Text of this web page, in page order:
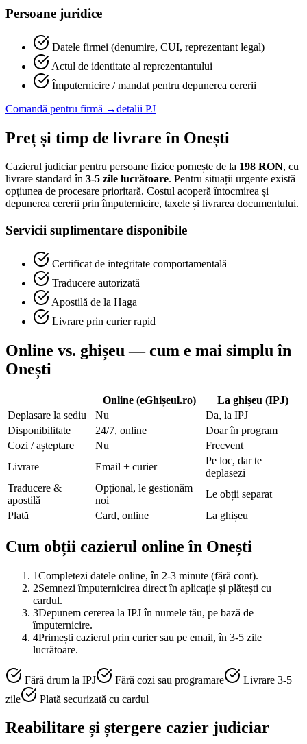
Persoane juridice
Datele firmei (denumire, CUI, reprezentant legal)
Actul de identitate al reprezentantului
Împuternicire / mandat pentru depunerea cererii
Comandă pentru firmă →detalii PJ
Preț și timp de livrare în Onești
Cazierul judiciar pentru persoane fizice pornește de la 198 RON, cu
livrare standard în 3-5 zile lucrătoare. Pentru situații urgente există
opțiunea de procesare prioritară. Costul acoperă întocmirea și
depunerea cererii prin împuternicire, taxele și livrarea documentului.
Servicii suplimentare disponibile
Certificat de integritate comportamentală
Traducere autorizată
Apostilă de la Haga
Livrare prin curier rapid
Online vs. ghișeu — cum e mai simplu în
Onești
Online (eGhișeul.ro)
La ghișeu (IPJ)
Deplasare la sediu
Nu
Da, la IPJ
Disponibilitate
24/7, online
Doar în program
Cozi / așteptare
Nu
Frecvent
Livrare
Email + curier
Pe loc, dar te
deplasezi
Traducere &
apostilă
Opțional, le gestionăm
noi
Le obții separat
Plată
Card, online La ghișeu
Cum obții cazierul online în Onești
1Completezi datele online, în 2-3 minute (fără cont).
2Semnezi împuternicirea direct în aplicație și plătești cu
cardul.
3Depunem cererea la IPJ în numele tău, pe bază de
împuternicire.
4Primești cazierul prin curier sau pe email, în 3-5 zile
lucrătoare.
Fără drum la IPJ Fără cozi sau programare
Livrare 3-5
zile
Plată securizată cu cardul
Reabilitare și ștergere cazier judiciar